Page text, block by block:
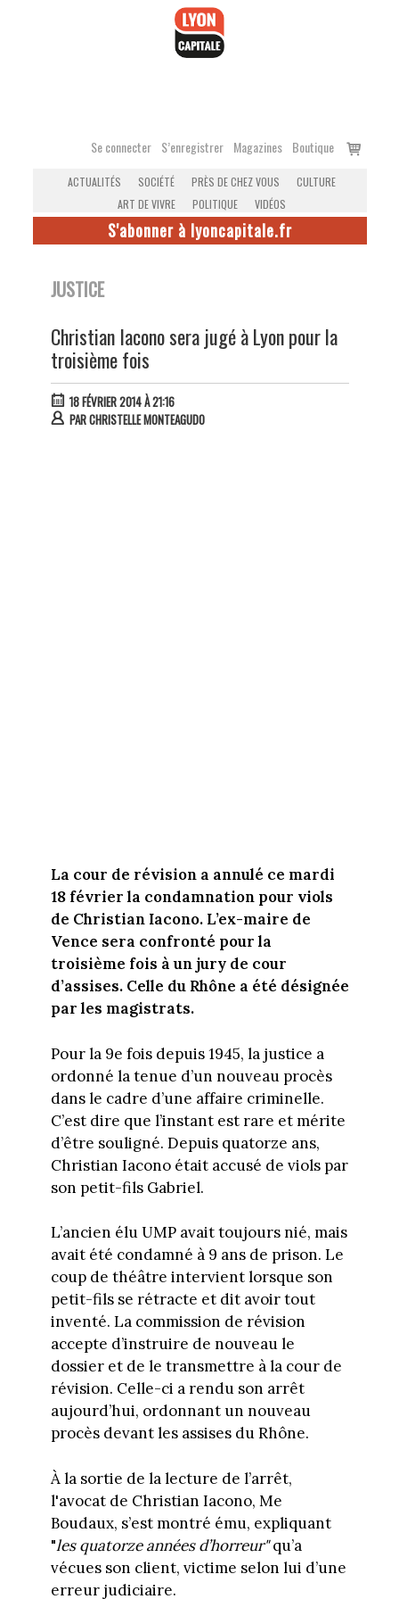
Se connecter S’enregistrer Magazines Boutique
Voir
ACTUALITÉS SOCIÉTÉ PRÈS DE CHEZ VOUS
CULTURE
ART DE VIVRE
POLITIQUE VIDÉOS
S'abonner à lyoncapitale.fr
JUSTICE
Christian Iacono sera jugé à Lyon pour la
troisième fois
18 FÉVRIER 2014 À 21:16
PARCHRISTELLE MONTEAGUDO
La cour de révision a annulé ce mardi
18 février la condamnation pour viols
de Christian Iacono. L’ex-maire de
Vence sera confronté pour la
troisième fois à un jury de cour
d’assises. Celle du Rhône a été désignée
par les magistrats.
Pour la 9e fois depuis 1945, la justice a
ordonné la tenue d’un nouveau procès
dans le cadre d’une affaire criminelle.
C’est dire que l’instant est rare et mérite
d’être souligné. Depuis quatorze ans,
Christian Iacono était accusé de viols par
son petit-fils Gabriel.
L’ancien élu UMP avait toujours nié, mais
avait été condamné à 9 ans de prison. Le
coup de théâtre intervient lorsque son
petit-fils se rétracte et dit avoir tout
inventé. La commission de révision
accepte d’instruire de nouveau le
dossier et de le transmettre à la cour de
révision. Celle-ci a rendu son arrêt
aujourd’hui, ordonnant un nouveau
procès devant les assises du Rhône.
À la sortie de la lecture de l’arrêt,
l'avocat de Christian Iacono, Me
Boudaux, s’est montré ému, expliquant
"les quatorze années d’horreur"qu’a
vécues son client, victime selon lui d’une
erreur judiciaire.